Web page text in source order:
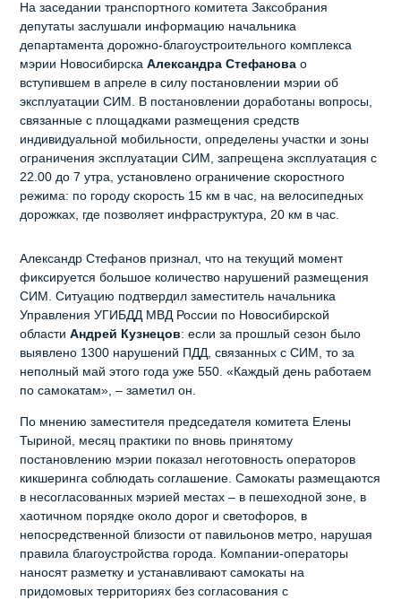
На заседании транспортного комитета Заксобрания
депутаты заслушали информацию начальника
департамента дорожно-благоустроительного комплекса
мэрии НовосибирскаАлександра Стефановао
вступившем в апреле в силу постановлении мэрии об
эксплуатации СИМ. В постановлении доработаны вопросы,
связанные с площадками размещения средств
индивидуальной мобильности, определены участки и зоны
ограничения эксплуатации СИМ, запрещена эксплуатация с
22.00 до 7 утра, установлено ограничение скоростного
режима: по городу скорость 15 км в час, на велосипедных
дорожках, где позволяет инфраструктура, 20 км в час.
Александр Стефанов признал, что на текущий момент
фиксируется большое количество нарушений размещения
СИМ. Ситуацию подтвердил заместитель начальника
Управления УГИБДД МВД России по Новосибирской
областиАндрей Кузнецов: если за прошлый сезон было
выявлено 1300 нарушений ПДД, связанных с СИМ, то за
неполный май этого года уже 550. «Каждый день работаем
по самокатам», – заметил он.
По мнению заместителя председателя комитета Елены
Тыриной, месяц практики по вновь принятому
постановлению мэрии показал неготовность операторов
кикшеринга соблюдать соглашение. Самокаты размещаются
в несогласованных мэрией местах – в пешеходной зоне, в
хаотичном порядке около дорог и светофоров, в
непосредственной близости от павильонов метро, нарушая
правила благоустройства города. Компании-операторы
наносят разметку и устанавливают самокаты на
придомовых территориях без согласования с